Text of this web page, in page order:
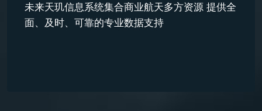
未来天玑信息系统集合商业航天多方资源 提供全
面、及时、可靠的专业数据支持